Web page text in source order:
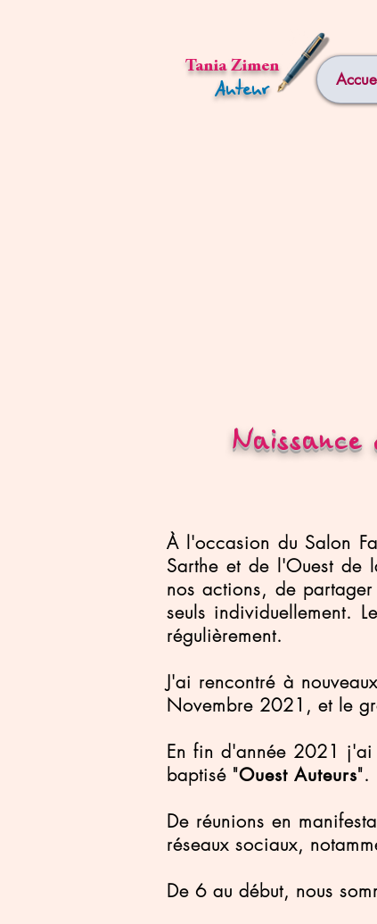
Tania Zimen
Auteur
À l'occasion du Salon
Sarthe et de l'Ouest de
nos actions, de
seuls individuellement.
régulièrement.
J'ai rencontré à
Novembre 2021, et le
En fin d'année 2021 j'ai
baptisé "Ouest Auteurs".
De réunions en
réseaux sociaux,
De 6 au début, nous